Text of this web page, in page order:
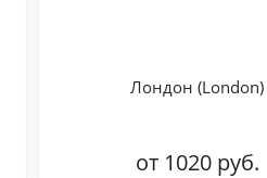
Лондон (London)
от 1020 руб.